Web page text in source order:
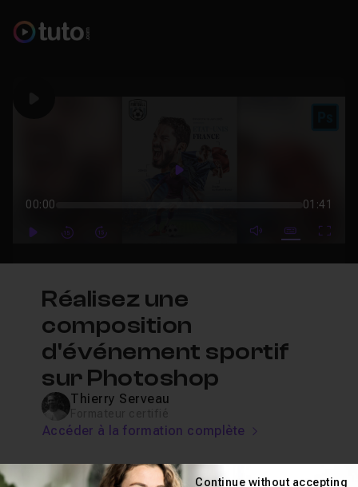
Play
00:00 01:41
PlayForwardForward mute video
Subtitles
Réalisez une
composition
d'événement sportif
sur Photoshop
Thierry Serveau
Accéder à la formation complète